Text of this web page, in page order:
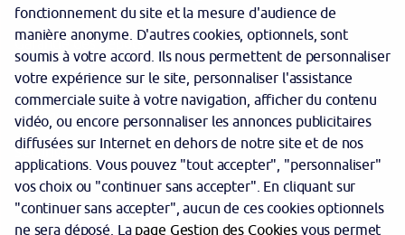
Garantie des dépôts
Protection des données personnelles
Politique cookies
Sécurité
Tarifs
Mentions légales
fonctionnement du site et la mesure d'audience de
manière anonyme. D'autres cookies, optionnels, sont
soumis à votre accord. Ils nous permettent de personnaliser
votre expérience sur le site, personnaliser l'assistance
commerciale suite à votre navigation, afficher du contenu
vidéo, ou encore personnaliser les annonces publicitaires
diffusées sur Internet en dehors de notre site et de nos
applications. Vous pouvez "tout accepter", "personnaliser"
vos choix ou "continuer sans accepter". En cliquant sur
"continuer sans accepter", aucun de ces cookies optionnels
ne sera déposé. La page Gestion des Cookiesvous permet